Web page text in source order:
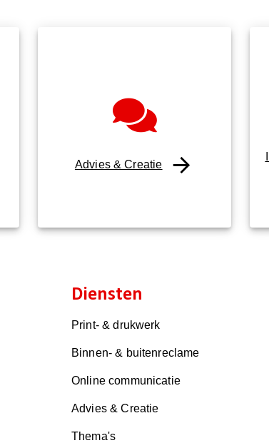
Advies & Creatie
Diensten
Print- & drukwerk
Binnen- & buitenreclame
Online communicatie
Advies & Creatie
Thema's